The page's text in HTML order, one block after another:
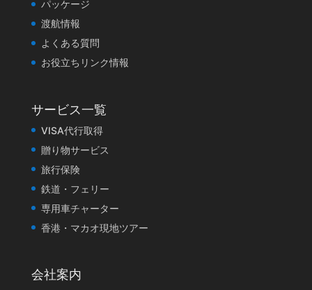
パッケージ
渡航情報
よくある質問
お役立ちリンク情報
サービス一覧
VISA代行取得
贈り物サービス
旅行保険
鉄道・フェリー
専用車チャーター
香港・マカオ現地ツアー
会社案内